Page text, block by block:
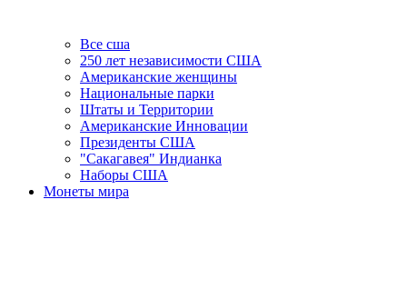
Все сша
250 лет независимости США
Американские женщины
Национальные парки
Штаты и Территории
Американские Инновации
Президенты США
"Сакагавея" Индианка
Наборы США
Монеты мира